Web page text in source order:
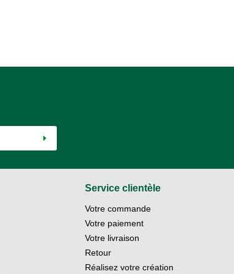
Service clientèle
Votre commande
Votre paiement
Votre livraison
Retour
Réalisez votre création